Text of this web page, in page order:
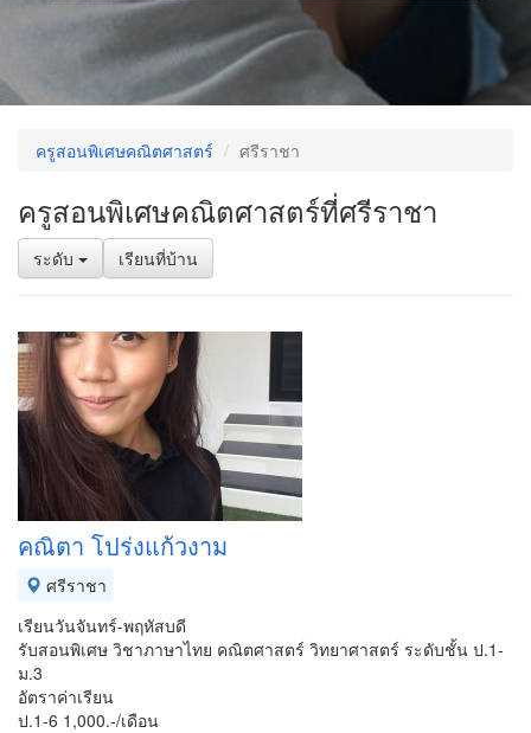
ครูสอนพิเศษคณิตศาสตร์ ศรีราชา
ครูสอนพิเศษคณิตศาสตร์ที่ศรีราชา
ระดับ เรียนที่บ้าน
คณิตา โปร่งแก้วงาม
ศรีราชา
เรียนวันจันทร์-พฤหัสบดี
รับสอนพิเศษ วิชาภาษาไทย คณิตศาสตร์ วิทยาศาสตร์ ระดับชั้น ป.1-
ม.3
อัตราค่าเรียน
ป.1-6 1,000.-/เดือน